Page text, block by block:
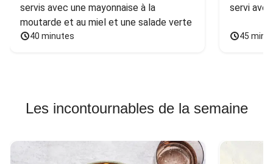
servis avec une mayonnaise à la
moutarde et au miel et une salade verte
40 minutes
servi
45
Les incontournables de la semaine